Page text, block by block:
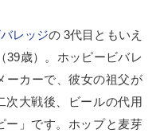
レッジの 3代目ともいえ
39歳）。ホッピービバレ
ーカーで、彼女の祖父が
次大戦後、ビールの代用
ー」です。ホップと麦芽